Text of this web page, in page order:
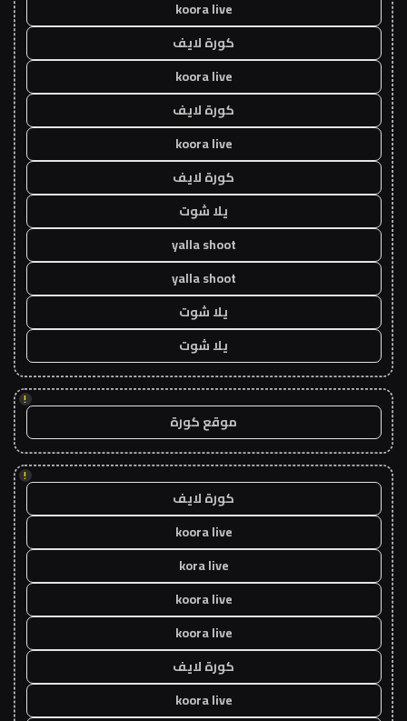
koora live
كورة لايف
koora live
كورة لايف
koora live
كورة لايف
يلا شوت
yalla shoot
yalla shoot
يلا شوت
يلا شوت
!
موقع كورة
!
كورة لايف
koora live
kora live
koora live
koora live
كورة لايف
koora live